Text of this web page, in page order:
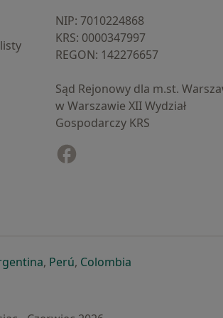
NIP: ⁠7010224868
KRS: ⁠0000347997
REGON: ⁠142276657
Sąd Rejonowy dla m.st.
w Warszawie XII Wydział
Gospodarczy KRS
karcie
w nowej karcie
się w nowej karcie
otwiera się w nowej karcie
, Perúotwiera się w nowej karcie
, Colombiaotwiera się w